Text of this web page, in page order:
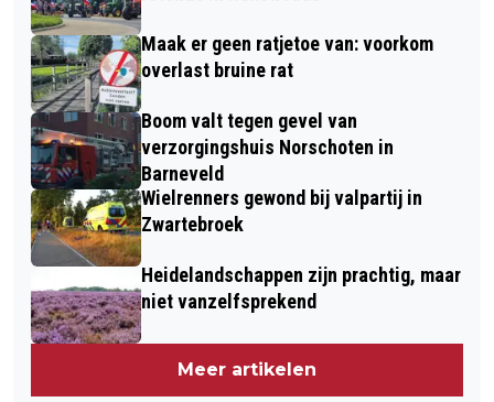
IS ER EEN VERBOD ONTTREKKING
OPPERVLAKTEWATER VALLEI EN
VELUWE
Maak er geen ratjetoe van: voorkom
overlast bruine rat
Boom valt tegen gevel van
verzorgingshuis Norschoten in
Barneveld
Wielrenners gewond bij valpartij in
Zwartebroek
Heidelandschappen zijn prachtig, maar
niet vanzelfsprekend
Meer artikelen